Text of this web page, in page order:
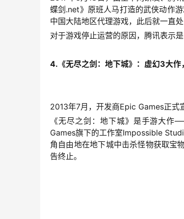
蝶剑.net》原班人马打造的武侠动作
中国大陆地区代理游戏，此后就一直
对于游戏停止运营的原因，腾讯表示
4.《无尽之剑：地下城》：虚幻3大作
2013年7月，开发商Epic Games正式
《无尽之剑：地下城》是手游大作
Games旗下的工作室Impossible
角自由地在地下城中击杀怪物获取宝
告终止。